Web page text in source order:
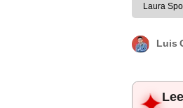
Laura
Luis